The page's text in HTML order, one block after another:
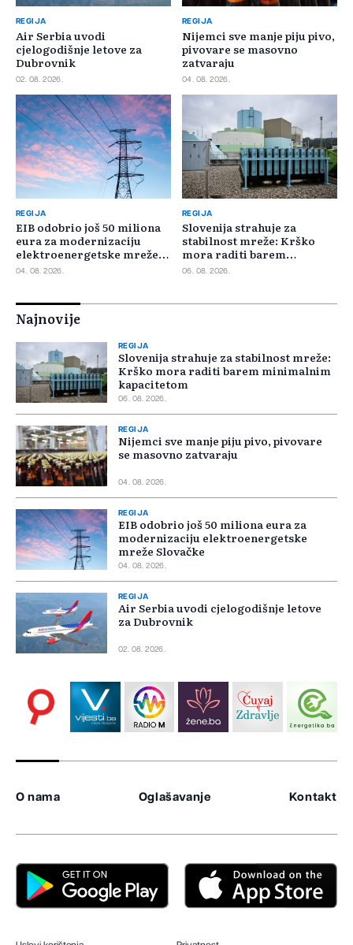
REGIJA
Air Serbia uvodi
cjelogodišnje letove za
Dubrovnik
02. 08. 2026.
REGIJA
Nijemci sve manje piju pivo,
pivovare se masovno
zatvaraju
04. 08. 2026.
REGIJA
EIB odobrio još 50 miliona
eura za modernizaciju
elektroenergetske mreže
Slovačke
04. 08. 2026.
REGIJA
Slovenija strahuje za
stabilnost mreže: Krško
mora raditi barem
minimalnim kapacitetom
06. 08. 2026.
Najnovije
REGIJA
Slovenija strahuje za stabilnost mreže:
Krško mora raditi barem minimalnim
kapacitetom
06. 08. 2026.
REGIJA
Nijemci sve manje piju pivo, pivovare
se masovno zatvaraju
04. 08. 2026.
REGIJA
EIB odobrio još 50 miliona eura za
modernizaciju elektroenergetske
mreže Slovačke
04. 08. 2026.
REGIJA
Air Serbia uvodi cjelogodišnje letove
za Dubrovnik
02. 08. 2026.
O nama Oglašavanje Kontakt